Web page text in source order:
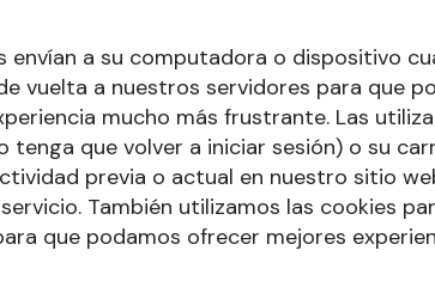
a su computadora o dispositivo
vuelta a nuestros servidores para que
mucho más frustrante. Las
tenga que volver a iniciar sesión) o su
previa o actual en nuestro sitio
También utilizamos las cookies
que podamos ofrecer mejores